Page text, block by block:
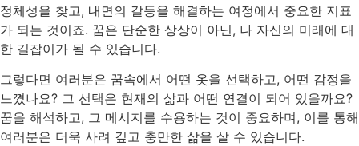
정체성을 찾고, 내면의 갈등을 해결하는 여정에서 중요한 지표
가 되는 것이죠. 꿈은 단순한 상상이 아닌, 나 자신의 미래에 대
한 길잡이가 될 수 있습니다.
그렇다면 여러분은 꿈속에서 어떤 옷을 선택하고, 어떤 감정을
느꼈나요? 그 선택은 현재의 삶과 어떤 연결이 되어 있을까요?
꿈을 해석하고, 그 메시지를 수용하는 것이 중요하며, 이를 통해
여러분은 더욱 사려 깊고 충만한 삶을 살 수 있습니다.